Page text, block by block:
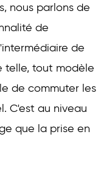
nous parlons de
de
de
telle, tout modèle
de commuter les
C'est au niveau
que la prise en